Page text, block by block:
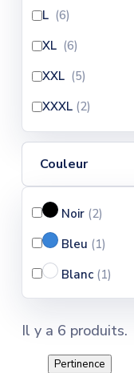
L (6)
XL (6)
XXL (5)
XXXL (2)
Couleur
Noir (2)
Bleu (1)
Blanc (1)
Il y a 6 produits.
Pertinence